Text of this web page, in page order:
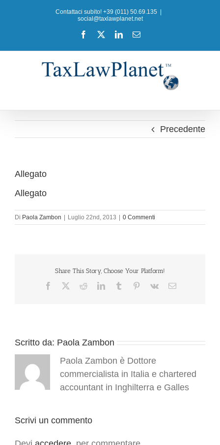
Contattaci subito! +39 (011) 50.69.135
social@taxlawplanet.net
Facebook LinkedInEmail
Precedente
Allegato
Allegato
Di Paola Zambon Luglio 22nd, 2013 0 Commenti
Share This Story, Choose Your Platform!
Facebook RedditLinkedInTumblr Pinterest
Vk Email
Scritto da: Paola Zambon
Paola Zambon è Dottore
commercialista in Italia e chartered
accountant in Inghilterra e Galles
Scrivi un commento